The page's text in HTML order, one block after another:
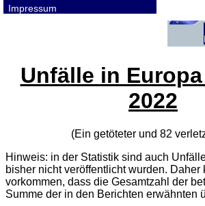
Impressum
Unfälle in
2022
(Ein getöteter und 82
Hinweis: in der Statistik sind auch
bisher nicht veröffentlicht wurden. Daher
vorkommen, dass die Gesamtzahl der
Summe der in den Berichten erwähnten